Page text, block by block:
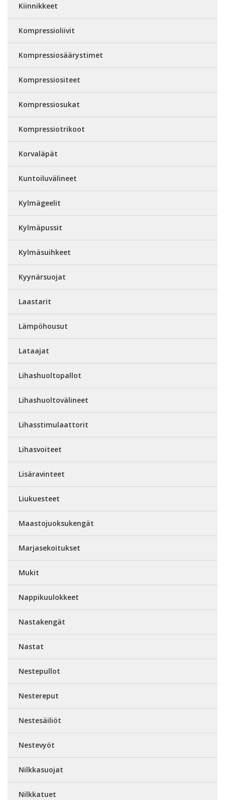
Kiinnikkeet
Kompressioliivit
Kompressiosäärystimet
Kompressiositeet
Kompressiosukat
Kompressiotrikoot
Korvaläpät
Kuntoiluvälineet
Kylmägeelit
Kylmäpussit
Kylmäsuihkeet
Kyynärsuojat
Laastarit
Lämpöhousut
Lataajat
Lihashuoltopallot
Lihashuoltovälineet
Lihasstimulaattorit
Lihasvoiteet
Lisäravinteet
Liukuesteet
Maastojuoksukengät
Marjasekoitukset
Mukit
Nappikuulokkeet
Nastakengät
Nastat
Nestepullot
Nestereput
Nestesäiliöt
Nestevyöt
Nilkkasuojat
Nilkkatuet